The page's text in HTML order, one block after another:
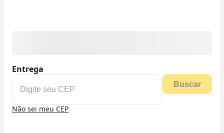
Entrega
Buscar
Não sei meu CEP